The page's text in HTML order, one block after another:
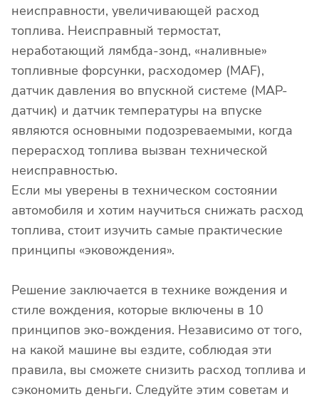
неисправности, увеличивающей расход
топлива. Неисправный термостат,
неработающий лямбда-зонд, «наливные»
топливные форсунки, расходомер (MAF),
датчик давления во впускной системе (MAP-
датчик) и датчик температуры на впуске
являются основными подозреваемыми, когда
перерасход топлива вызван технической
неисправностью.
Если мы уверены в техническом состоянии
автомобиля и хотим научиться снижать расход
топлива, стоит изучить самые практические
принципы «эковождения».
Решение заключается в технике вождения и
стиле вождения, которые включены в 10
принципов эко-вождения. Независимо от того,
на какой машине вы ездите, соблюдая эти
правила, вы сможете снизить расход топлива и
сэкономить деньги. Следуйте этим советам и